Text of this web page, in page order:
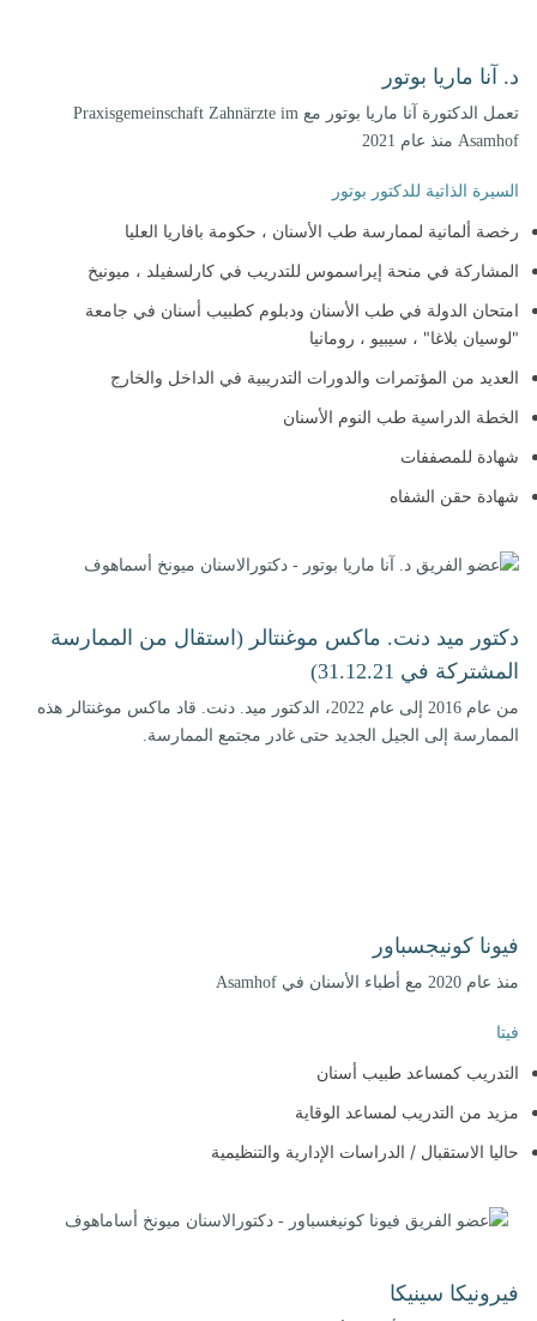
د. آنا ماريا بوتور
تعمل الدكتورة آنا ماريا بوتور مع Praxisgemeinschaft Zahnärzte im
Asamhof منذ عام 2021
السيرة الذاتية للدكتور بوتور
رخصة ألمانية لممارسة طب الأسنان ، حكومة بافاريا العليا
المشاركة في منحة إيراسموس للتدريب في كارلسفيلد ، ميونيخ
امتحان الدولة في طب الأسنان ودبلوم كطبيب أسنان في جامعة
"لوسيان بلاغا" ، سيبيو ، رومانيا
العديد من المؤتمرات والدورات التدريبية في الداخل والخارج
الخطة الدراسية طب النوم الأسنان
شهادة للمصففات
شهادة حقن الشفاه
دكتور ميد دنت. ماكس موغنتالر (استقال من الممارسة
المشتركة في 31.12.21)
من عام 2016 إلى عام 2022، الدكتور ميد. دنت. قاد ماكس موغنتالر هذه
الممارسة إلى الجيل الجديد حتى غادر مجتمع الممارسة.
فيونا كونيجسباور
منذ عام 2020 مع أطباء الأسنان في Asamhof
فيتا
التدريب كمساعد طبيب أسنان
مزيد من التدريب لمساعد الوقاية
حاليا الاستقبال / الدراسات الإدارية والتنظيمية
فيرونيكا سينيكا